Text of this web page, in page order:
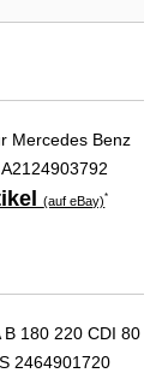
Mercedes Benz
(auf eBay)*
B 180 220 CDI 80
2464901720